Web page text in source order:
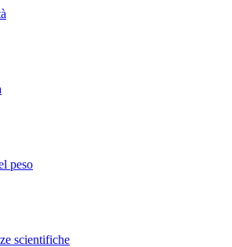
peso
scientifiche